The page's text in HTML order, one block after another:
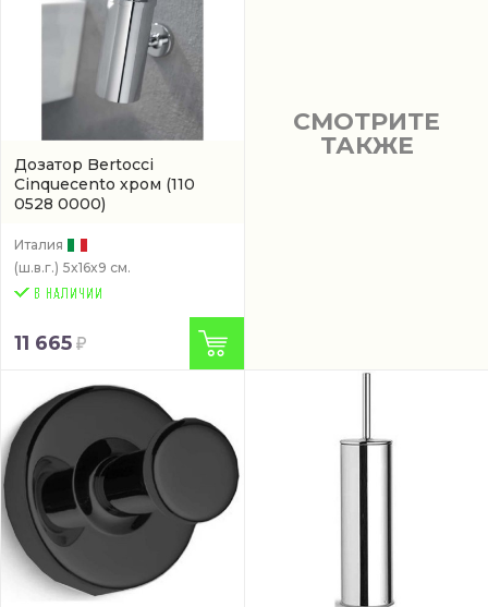
Дозатор Bertocci
Cinquecento хром (110
0528 0000)
Италия
(ш.в.г.) 5x16x9 см.
11 665
СМОТРИТЕ
ТАКЖЕ